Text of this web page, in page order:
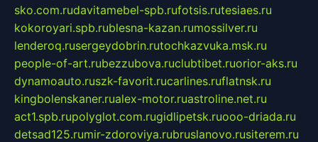
sko.com.rudavitamebel-spb.rufotsis.rutesiaes.ru
kokoroyari.spb.rublesna-kazan.rumossilver.ru
lenderoq.rusergeydobrin.rutochkazvuka.msk.ru
people-of-art.rubezzubova.ruclubtibet.ruorior-aks.ru
dynamoauto.ruszk-favorit.rucarlines.ruflatnsk.ru
kingbolenskaner.rualex-motor.ruastroline.net.ru
act1.spb.rupolyglot.com.rugidlipetsk.ruooo-driada.ru
detsad125.rumir-zdoroviya.rubruslanovo.rusiterem.ru